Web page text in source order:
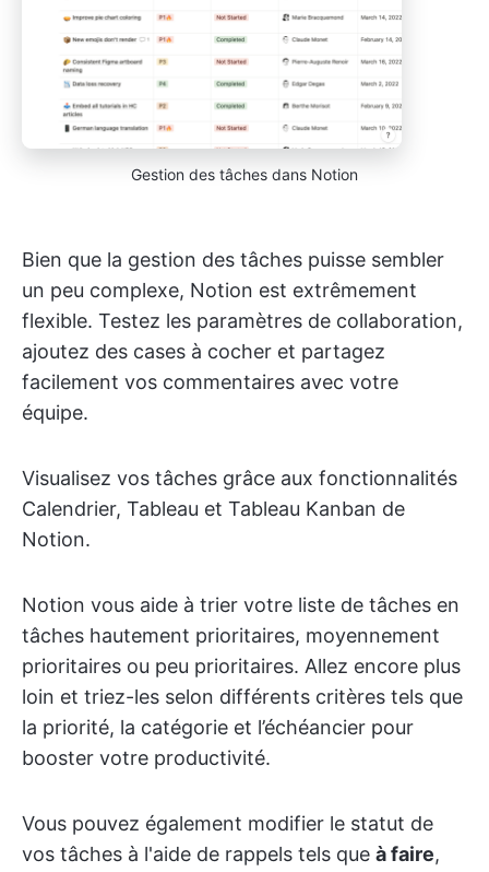
Gestion des tâches dans Notion
Bien que la gestion des tâches puisse sembler
un peu complexe, Notion est extrêmement
flexible. Testez les paramètres de collaboration,
ajoutez des cases à cocher et partagez
facilement vos commentaires avec votre
équipe.
Visualisez vos tâches grâce aux fonctionnalités
Calendrier, Tableau et Tableau Kanban de
Notion.
Notion vous aide à trier votre liste de tâches en
tâches hautement prioritaires, moyennement
prioritaires ou peu prioritaires. Allez encore plus
loin et triez-les selon différents critères tels que
la priorité, la catégorie et l’échéancier pour
booster votre productivité.
Vous pouvez également modifier le statut de
vos tâches à l'aide de rappels tels que à faire,